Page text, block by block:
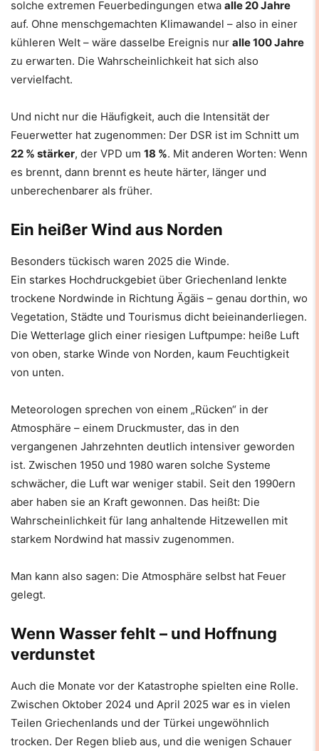
solche extremen Feuerbedingungen etwa alle 20 Jahre
auf. Ohne menschgemachten Klimawandel – also in einer
kühleren Welt – wäre dasselbe Ereignis nur alle 100 Jahre
zu erwarten. Die Wahrscheinlichkeit hat sich also
vervielfacht.
Und nicht nur die Häufigkeit, auch die Intensität der
Feuerwetter hat zugenommen: Der DSR ist im Schnitt um
22 % stärker, der VPD um 18 %. Mit anderen Worten: Wenn
es brennt, dann brennt es heute härter, länger und
unberechenbarer als früher.
Ein heißer Wind aus Norden
Besonders tückisch waren 2025 die Winde.
Ein starkes Hochdruckgebiet über Griechenland lenkte
trockene Nordwinde in Richtung Ägäis – genau dorthin, wo
Vegetation, Städte und Tourismus dicht beieinanderliegen.
Die Wetterlage glich einer riesigen Luftpumpe: heiße Luft
von oben, starke Winde von Norden, kaum Feuchtigkeit
von unten.
Meteorologen sprechen von einem „Rücken“ in der
Atmosphäre – einem Druckmuster, das in den
vergangenen Jahrzehnten deutlich intensiver geworden
ist. Zwischen 1950 und 1980 waren solche Systeme
schwächer, die Luft war weniger stabil. Seit den 1990ern
aber haben sie an Kraft gewonnen. Das heißt: Die
Wahrscheinlichkeit für lang anhaltende Hitzewellen mit
starkem Nordwind hat massiv zugenommen.
Man kann also sagen: Die Atmosphäre selbst hat Feuer
gelegt.
Wenn Wasser fehlt – und Hoffnung
verdunstet
Auch die Monate vor der Katastrophe spielten eine Rolle.
Zwischen Oktober 2024 und April 2025 war es in vielen
Teilen Griechenlands und der Türkei ungewöhnlich
trocken. Der Regen blieb aus, und die wenigen Schauer